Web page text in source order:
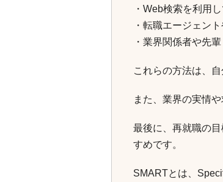
・Web検索を利用
・転職エージェン
・業界関係者や先
これらの方法は、
また、業界の実情
最後に、再就職の
すめです。
SMARTとは、